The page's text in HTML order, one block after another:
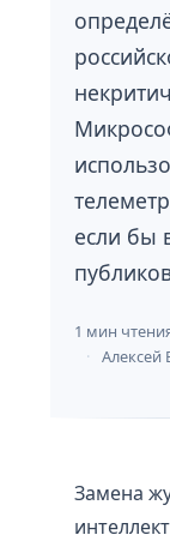
если бы
1 мин
Алексей
Замена